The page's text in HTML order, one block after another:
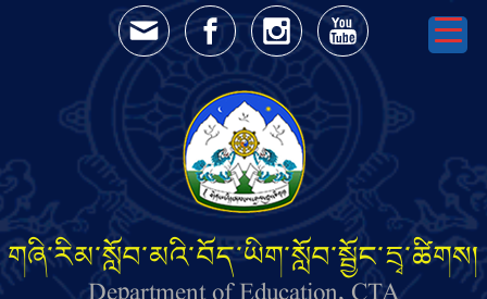
Skip to main content
གཞི་རིམ་སློབ་མའི་བོད་ཡིག་སློབ་སྦྱོང་དྲྭ་ཚིགས།